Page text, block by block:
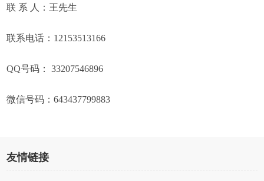
联 系 人：王先生
联系电话：12153513166
QQ号码： 33207546896
微信号码：643437799883
友情链接